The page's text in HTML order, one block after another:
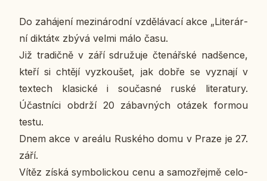
Do za­há­je­ní me­zi­ná­rod­ní vzdě­lá­va­cí akce „Li­te­rár­
ní diktát« zbývá velmi málo času.
Již tra­dič­ně v září sdru­žu­je čte­nář­ské nad­šen­ce,
kteří si chtějí vy­zkou­šet, jak dobře se vy­zna­jí v
tex­tech kla­sic­ké i sou­čas­né ruské li­te­ra­tu­ry.
Účast­ní­ci obdrží 20 zá­bav­ných otázek formou
testu.
Dnem akce v areálu Rus­ké­ho domu v Praze je 27.
září.
Vítěz získá sym­bo­lic­kou cenu a sa­mo­zřej­mě ce­lo­